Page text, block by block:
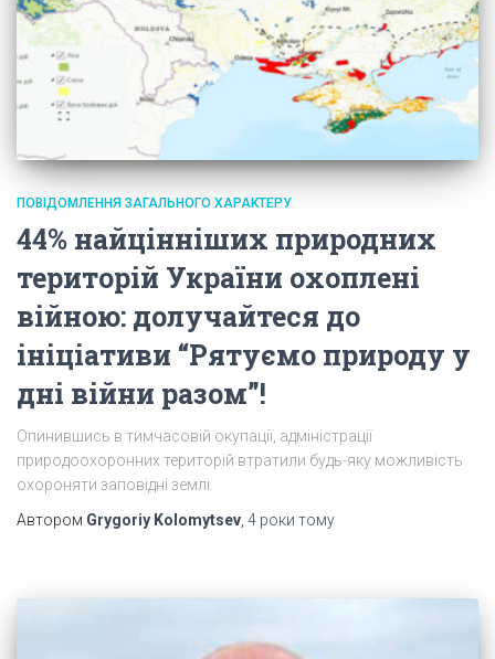
ПОВІДОМЛЕННЯ ЗАГАЛЬНОГО ХАРАКТЕРУ
44% найцінніших природних
територій України охоплені
війною: долучайтеся до
ініціативи “Рятуємо природу у
дні війни разом”!
Опинившись в тимчасовій окупації, адміністрації
природоохоронних територій втратили будь-яку можливість
охороняти заповідні землі.
Автором Grygoriy Kolomytsev, 4 роки тому